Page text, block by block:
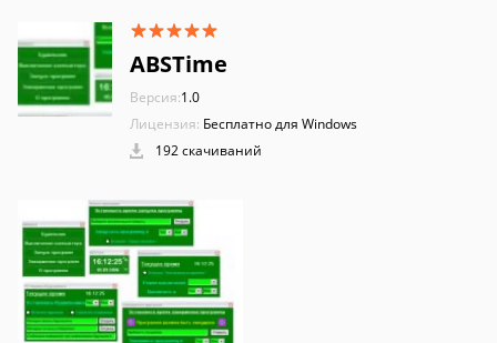
ABSTime
Версия:1.0
Лицензия: Бесплатно для Windows
192 скачиваний